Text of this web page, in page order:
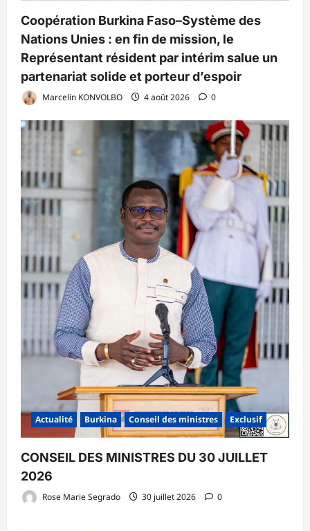
Coopération Burkina Faso–Système des
Nations Unies : en fin de mission, le
Représentant résident par intérim salue un
partenariat solide et porteur d’espoir
Marcelin KONVOLBO 4 août 2026 0
Actualité Burkina Conseil des ministres Exclusif
CONSEIL DES MINISTRES DU 30 JUILLET
2026
Rose Marie Segrado 30 juillet 2026 0